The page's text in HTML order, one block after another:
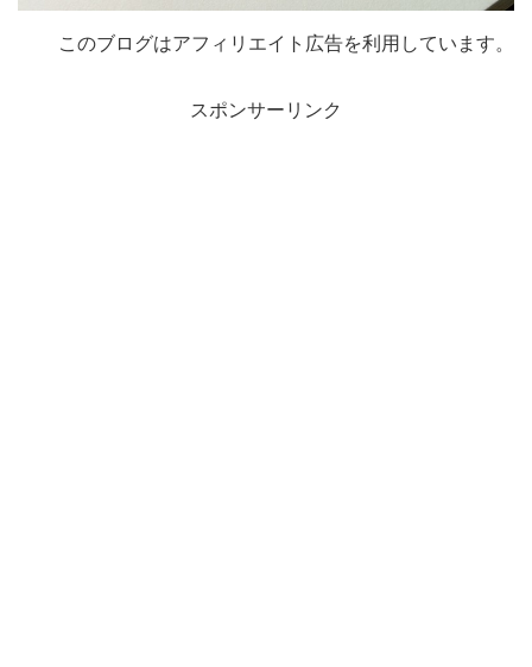
このブログはアフィリエイト広告を利用しています。
スポンサーリンク